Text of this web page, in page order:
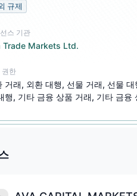
규제
스 기관
Trade Markets Ltd.
권한
거래, 외환 대행, 선물 거래, 선물
행, 기타 금융 상품 거래, 기타 금융